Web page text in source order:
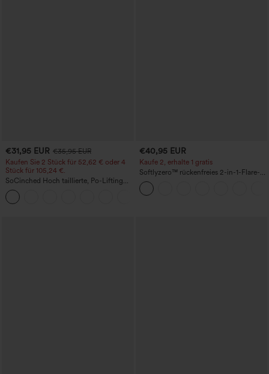
€31,95 EUR €35,95 EUR
Kaufen Sie 2 Stück für 52,62 € oder 4
Stück für 105,24 €.
SoCinched Hoch taillierte, Po-Lifting
7/8-Trainingsleggings mit
Bauchkontrolle und Seitentaschen
€40,95 EUR
Kaufe 2, erhalte 1 gratis
Softlyzero™ rückenfreies 2-in-1-Flare-
Trainingskleid – Wannabe – Easy Peezy